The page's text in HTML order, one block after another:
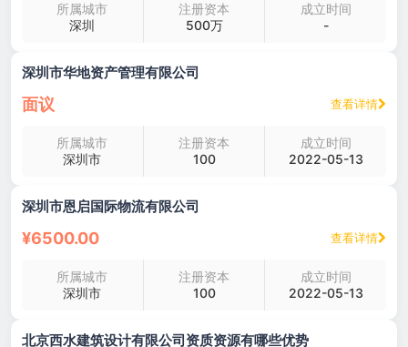
所属城市
深圳
注册资本
500万
成立时间
-
深圳市华地资产管理有限公司
面议 查看详情
所属城市
深圳市
注册资本
100
成立时间
2022-05-13
深圳市恩启国际物流有限公司
¥6500.00 查看详情
所属城市
深圳市
注册资本
100
成立时间
2022-05-13
北京西水建筑设计有限公司资质资源有哪些优势